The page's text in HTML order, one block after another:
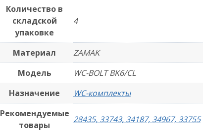
Количество в
складской
упаковке
4
Материал
ZAMAK
Модель
WC-BOLT BK6/CL
Назначение
WC-комплекты
Рекомендуемые
товары
28435, 33743, 34187, 34967, 33755